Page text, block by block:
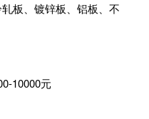
板、镀锌板、铝板、不
10000元